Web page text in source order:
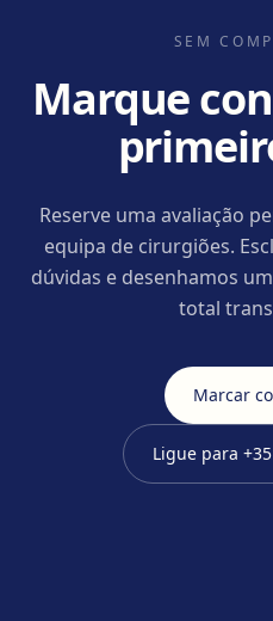
SEM
Marque
Reserve uma avaliação
equipa de cirurgiões.
dúvidas e desenhamos
total
Marcar
Ligue para